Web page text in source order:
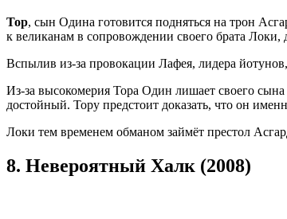
Тор, сын Одина готовится подняться на трон
к великанам в сопровождении своего брата
Вспылив из-за провокации Лафея, лидера
Из-за высокомерия Тора Один лишает своего
достойный. Тору предстоит доказать, что он
Локи тем временем обманом займёт престол
8. Невероятный Халк (2008)